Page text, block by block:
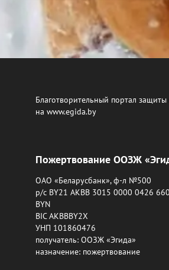
Благотворительный портал
на www.egida.by
Пожертвование ООЗЖ
ОАО «Беларусбанк», ф-л №500
р/с BY21 AKBB 3015 0000 0426
BYN
BIC AKBBBY2X
УНП 101860476
получатель: ООЗЖ «Эгида»
назначение: пожертвование